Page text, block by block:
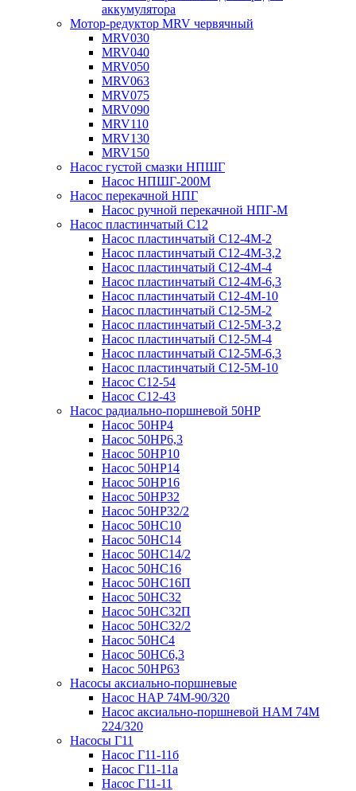
аккумулятора
Мотор-редуктор MRV червячный
MRV030
MRV040
MRV050
MRV063
MRV075
MRV090
MRV110
MRV130
MRV150
Насос густой смазки НПШГ
Насос НПШГ-200М
Насос перекачной НПГ
Насос ручной перекачной НПГ-М
Насос пластинчатый С12
Насос пластинчатый С12-4М-2
Насос пластинчатый С12-4М-3,2
Насос пластинчатый С12-4М-4
Насос пластинчатый С12-4М-6,3
Насос пластинчатый С12-4М-10
Насос пластинчатый С12-5М-2
Насос пластинчатый С12-5М-3,2
Насос пластинчатый С12-5М-4
Насос пластинчатый С12-5М-6,3
Насос пластинчатый С12-5М-10
Насос С12-54
Насос С12-43
Насос радиально-поршневой 50НР
Насос 50НР4
Насос 50НР6,3
Насос 50НР10
Насос 50НР14
Насос 50НР16
Насос 50НР32
Насос 50НР32/2
Насос 50НС10
Насос 50НС14
Насос 50НС14/2
Насос 50НС16
Насос 50НС16П
Насос 50НС32
Насос 50НС32П
Насос 50НС32/2
Насос 50НС4
Насос 50НС6,3
Насос 50НР63
Насосы аксиально-поршневые
Насос НАР 74M-90/320
Насос аксиально-поршневой НАМ 74М
224/320
Насосы Г11
Насос Г11-11б
Насос Г11-11а
Насос Г11-11